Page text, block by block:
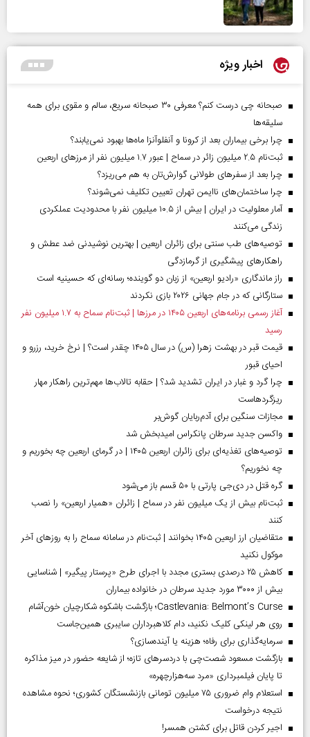
اخبار ویژه
صبحانه چی درست کنم؟ معرفی ۳۰ صبحانه سریع، سالم و مقوی برای همه
سلیقه‌ها
چرا برخی بیماران بعد از کرونا و آنفلوآنزا ماه‌ها بهبود نمی‌یابند؟
ثبت‌نام ۲.۵ میلیون زائر در سماح | عبور ۱.۷ میلیون نفر از مرز‌های اربعین
چرا بعد از سفرهای طولانی گوارش‌تان به هم می‌ریزد؟
چرا ساختمان‌های ناایمن تهران تعیین تکلیف نمی‌شوند؟
آمار معلولیت در ایران | بیش از ۱۰.۵ میلیون نفر با محدودیت عملکردی
زندگی می‌کنند
توصیه‌های طب سنتی برای زائران اربعین | بهترین نوشیدنی ضد عطش و
راهکارهای پیشگیری از گرمازدگی
راز ماندگاری «رادیو اربعین» از زبان دو گوینده؛ رسانه‌ای که حسینیه است
ستارگانی که در جام جهانی ۲۰۲۶ بازی نکردند
آغاز رسمی برنامه‌های اربعین ۱۴۰۵ در مرز‌ها | ثبت‌نام سماح به ۱.۷ میلیون نفر
رسید
قیمت قبر در بهشت زهرا (س) در سال ۱۴۰۵ چقدر است؟ | نرخ خرید، رزرو و
احیای قبور
چرا گرد و غبار در ایران تشدید شد؟ | حقابه تالاب‌ها مهم‌ترین راهکار مهار
ریزگردهاست
مجازات سنگین برای آدم‌ربایان گوش‌بر
واکسن جدید سرطان پانکراس امیدبخش شد
توصیه‌های تغذیه‌ای برای زائران اربعین ۱۴۰۵ | در گرمای اربعین چه بخوریم و
چه نخوریم؟
گره قتل در دی‌جی پارتی با ۵۰ قسم باز می‌شود
ثبت‌نام بیش از یک میلیون نفر در سماح | زائران «همیار اربعین» را نصب
کنند
متقاضیان ارز اربعین ۱۴۰۵ بخوانند | ثبت‌نام در سامانه سماح را به روز‌های آخر
موکول نکنید
کاهش ۲۵ درصدی بستری مجدد با اجرای طرح «پرستار پیگیر» | شناسایی
بیش از ۳۰۰۰ مورد جدید سرطان در خانواده بیماران
Castlevania: Belmont’s Curse؛ بازگشت باشکوه شکارچیان خون‌آشام
روی هر لینکی کلیک نکنید، دام کلاهبرداران سایبری همین‌جاست
سرمایه‌گذاری برای رفاه؛ هزینه یا آینده‌سازی؟
بازگشت مسعود شصت‌چی با دردسر‌های تازه؛ از شایعه حضور در میز مذاکره
تا پایان فیلمبرداری «مرد سه‌هزارچهره»
استعلام وام ضروری ۷۵ میلیون تومانی بازنشستگان کشوری؛ نحوه مشاهده
نتیجه درخواست
اجیر کردن قاتل برای کشتن همسر!